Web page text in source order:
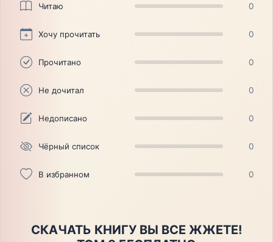
Читаю 0
Хочу прочитать 0
Прочитано 0
Не дочитал 0
Недописано 0
Чёрный список 0
В избранном 0
СКАЧАТЬ КНИГУ ВЫ ВСЕ ЖЖЕТЕ!